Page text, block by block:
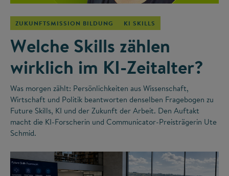
ZUKUNFTSMISSION BILDUNG KI SKILLS
Welche Skills zählen
wirklich im KI-Zeitalter?
Was morgen zählt: Persönlichkeiten aus Wissenschaft,
Wirtschaft und Politik beantworten denselben Fragebogen zu
Future Skills, KI und der Zukunft der Arbeit. Den Auftakt
macht die KI-Forscherin und Communicator-Preisträgerin Ute
Schmid.